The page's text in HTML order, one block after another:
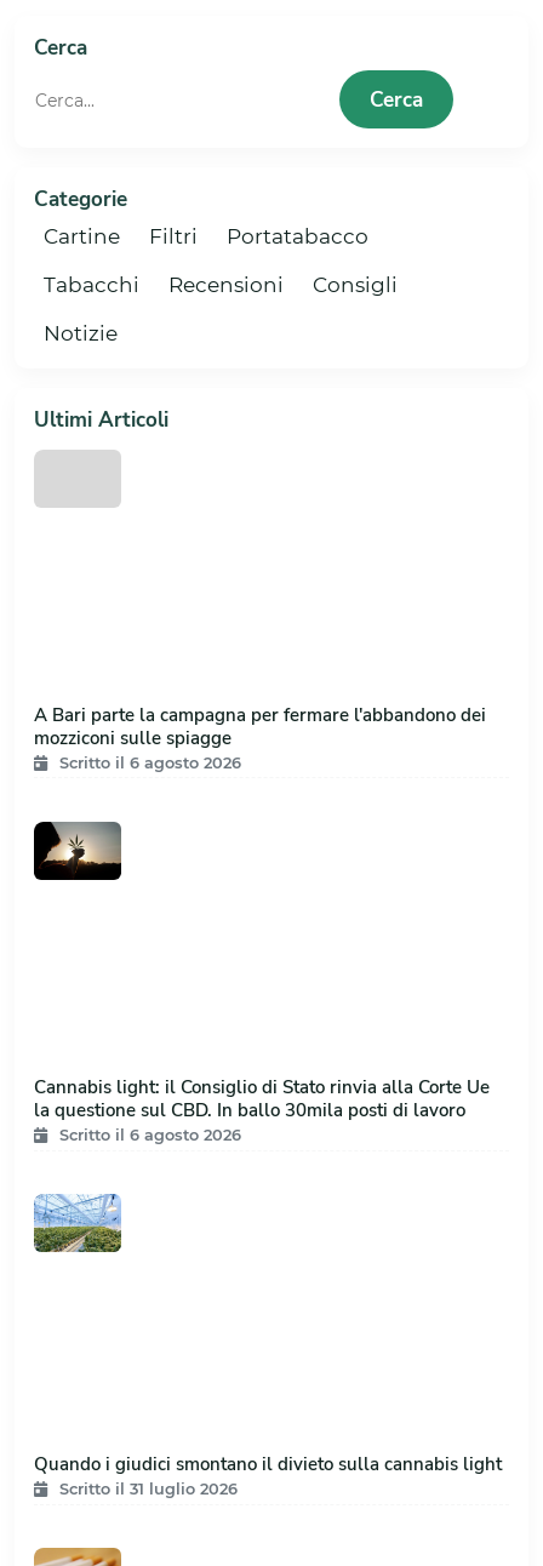
Cerca
Cerca
Categorie
Cartine Filtri
Portatabacco
Tabacchi
Recensioni
Consigli
Notizie
Ultimi Articoli
A Bari parte la campagna per fermare l'abbandono dei
mozziconi sulle spiagge
Scritto il 6 agosto 2026
Cannabis light: il Consiglio di Stato rinvia alla Corte Ue
la questione sul CBD. In ballo 30mila posti di lavoro
Scritto il 6 agosto 2026
Quando i giudici smontano il divieto sulla cannabis light
Scritto il 31 luglio 2026